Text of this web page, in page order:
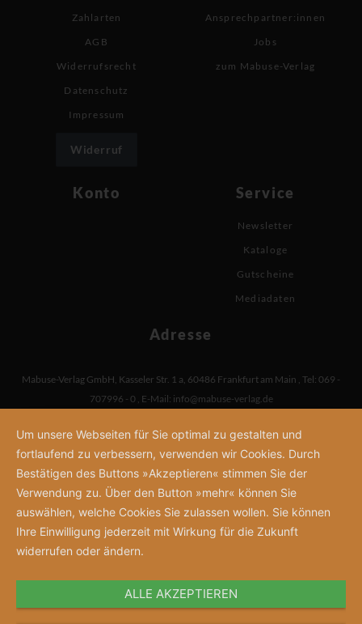
Zahlarten
AGB
Widerrufsrecht
Datenschutz
Impressum
Widerruf
Ansprechpartner:innen
Jobs
zum Mabuse-Verlag
Konto Service
Newsletter
Kataloge
Gutscheine
Mediadaten
Adresse
Mabuse-Verlag GmbH Kasseler Str. 1 a 60486 Frankfurt am Main Tel: 069 -
707996 - 0 E-Mail: info@mabuse-verlag.de
Um unsere Webseiten für Sie optimal zu gestalten und
fortlaufend zu verbessern, verwenden wir Cookies. Durch
Bestätigen des Buttons »Akzeptieren« stimmen Sie der
Verwendung zu. Über den Button »mehr« können Sie
auswählen, welche Cookies Sie zulassen wollen. Sie können
Ihre Einwilligung jederzeit mit Wirkung für die Zukunft
widerrufen oder ändern.
ALLE AKZEPTIEREN